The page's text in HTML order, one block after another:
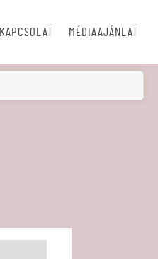
KAPCSOLAT MÉDIAAJÁNLAT